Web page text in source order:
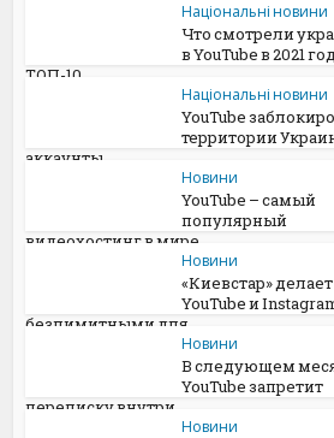
Національні новини
Что смотрели
в YouTube в 2021
ТОП-10...
Національні новини
YouTube
территории
аккаунты...
Новини
YouTube – самый
популярный
видеохостинг в мире
Новини
«Киевстар» делает
YouTube и
безлимитными для...
Новини
В следующем
YouTube запретит
переписку внутри...
Новини